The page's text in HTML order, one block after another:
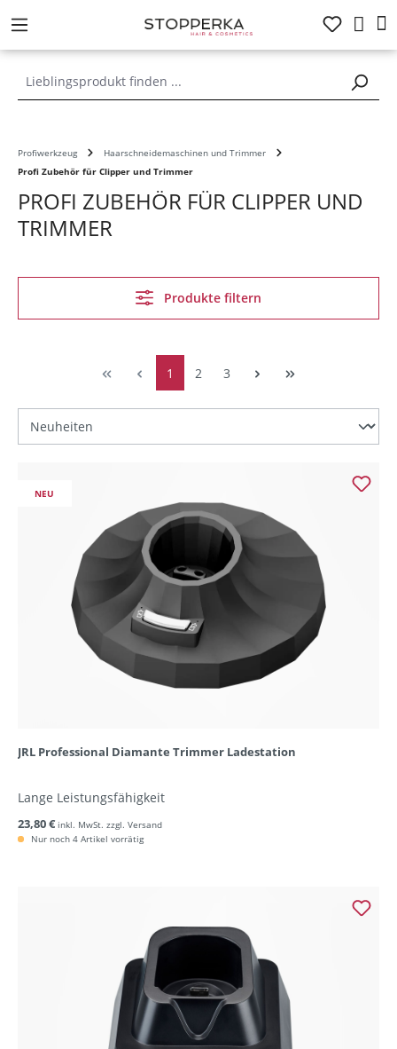
springen
Profiwerkzeug
Haarschneidemaschinen und Trimmer
Profi Zubehör für Clipper und Trimmer
PROFI ZUBEHÖR FÜR CLIPPER UND
TRIMMER
Produkte filtern
1 2 3
NEU
JRL Professional Diamante Trimmer Ladestation
Lange Leistungsfähigkeit
23,80 € inkl. MwSt. zzgl. Versand
Nur noch 4 Artikel vorrätig